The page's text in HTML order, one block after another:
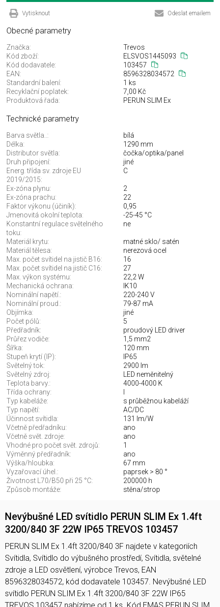
Vytisknout Odeslat emailem
Obecné parametry
Značka:
Trevos
Kód zboží:
ELSVOS1445093
Kód dodavatele:
103457
EAN:
8596328034572
Standardní balení:
1 ks
Recyklační poplatek:
7,00 Kč
Produktová řada:
PERUN SLIM Ex
Technické parametry
Barva světla..:
bílá
Délka:
1290 mm
Distributor světla:
čočka/optika/panel
Druh připojení:
jiné
Energ. třída sv. zdroje EU
2019/2015:
C
Ex-zóna plynu:
2
Ex-zóna prachu:
22
Faktor výkonu (účiník):
0,95
Jmenovitá okolní teplota:
-25-45 °C
Konstantní regulace světelného
toku:
ne
Materiál krytu:
matné sklo/ satén
Materiál tělesa:
nerezová ocel
Max. počet svítidel na jistič B16:
16
Max. počet svítidel na jistič C16:
27
Max. výkon systému:
22,2 W
Mechanická ochrana:
IK10
Nominální napětí.:
220-240 V
Nominální proud.:
79-87 mA
Objímka:
jiné
Počet pólů:
5
Předřadník:
proudový LED driver
Průřez vodiče:
1,5 mm2
Šířka:
120 mm
Stupeň krytí (IP):
IP65
Světelný tok:
2900 lm
Světelný zdroj:
LED neměnitelný
Teplota barvy.:
4000-4000 K
Třída ochrany:
Typ kabeláže:
s průběžnou kabeláží
Typ napětí:
AC/DC
Účinnost svítidla:
131 lm/W
Včetně předřadníku:
ano
Včetně svět. zdroje:
ano
Vhodné pro počet svět. zdrojů:
1
Výměnný předřadník:
ano
Výška/hloubka:
67 mm
Vyzařovací úhel.:
paprsek > 80 °
Životnost L70/B50 při 25 °C:
200000 h
Způsob montáže:
stěna/strop
Nevýbušné LED svítidlo PERUN SLIM Ex 1.4ft
3200/840 3F 22W IP65 TREVOS 103457
PERUN SLIM Ex 1.4ft 3200/840 3F najdete v kategoriích
Svítidla, Svítidlo do výbušného prostředí, Svítidla, světelné
zdroje a LED osvětlení, výrobce Trevos, EAN
8596328034572, kód dodavatele 103457. Nevýbušné LED
svítidlo PERUN SLIM Ex 1.4ft 3200/840 3F 22W IP65